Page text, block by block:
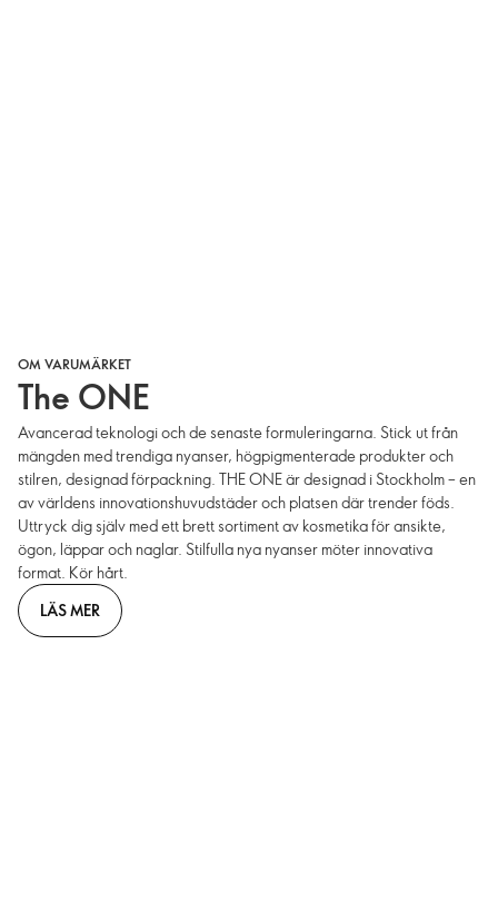
OM VARUMÄRKET
The ONE
Avancerad teknologi och de senaste formuleringarna. Stick ut från
mängden med trendiga nyanser, högpigmenterade produkter och
stilren, designad förpackning. THE ONE är designad i Stockholm – en
av världens innovationshuvudstäder och platsen där trender föds.
Uttryck dig själv med ett brett sortiment av kosmetika för ansikte,
ögon, läppar och naglar. Stilfulla nya nyanser möter innovativa
format. Kör hårt.
LÄS MER